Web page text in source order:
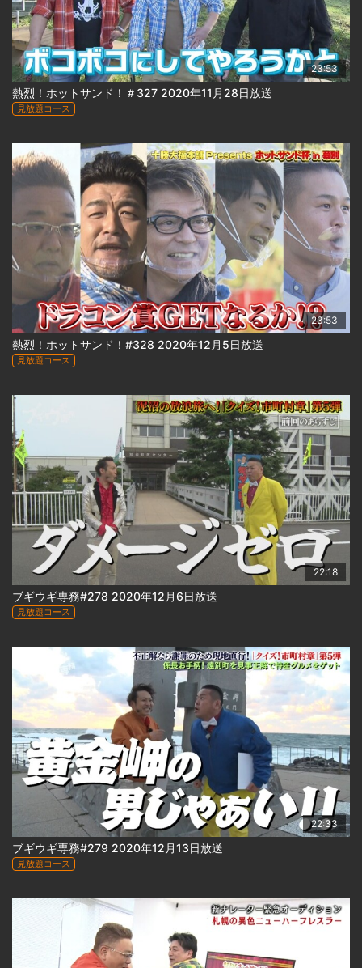
23:53
熱烈！ホットサンド！＃327 2020年11月28日放送
見放題コース
23:53
熱烈！ホットサンド！#328 2020年12月5日放送
見放題コース
22:18
ブギウギ専務#278 2020年12月6日放送
見放題コース
22:33
ブギウギ専務#279 2020年12月13日放送
見放題コース